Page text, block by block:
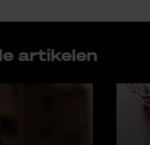
ar­ti­ke­len